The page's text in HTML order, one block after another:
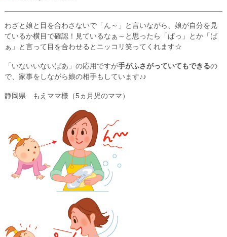
わざと娘と目を合わさないで「ん～」と言いながら、娘が自分を見
ているか横目で確認！見ているなぁ～と思ったら「ぱっ」とか「ば
ぁ」と言って目を合わせるとニッコリ笑ってくれます☆
「いないいないばあ」の応用ですが手がふさがっていてもできるの
で、家事をしながら娘の相手もしています♪♪
静岡県 もえママ様（5ヵ月児のママ）